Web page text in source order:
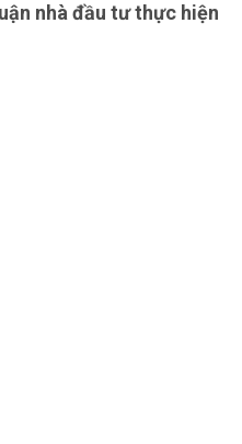
nhà đầu tư thực hiện